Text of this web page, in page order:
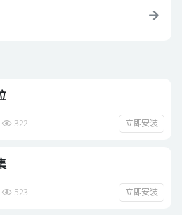
322 立即安装
523 立即安装